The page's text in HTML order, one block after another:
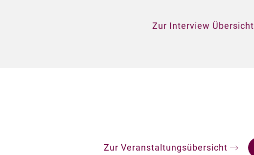
Zur Interview Übersicht
Zur Veranstaltungsübersicht